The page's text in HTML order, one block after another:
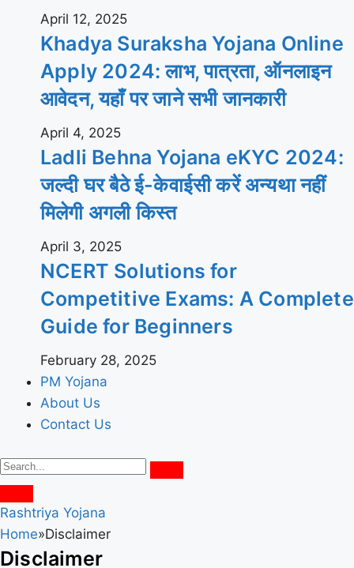
April 12, 2025
Khadya Suraksha Yojana Online
Apply 2024: लाभ, पात्रता, ऑनलाइन
आवेदन, यहाँ पर जाने सभी जानकारी
April 4, 2025
Ladli Behna Yojana eKYC 2024:
जल्दी घर बैठे ई-केवाईसी करें अन्यथा नहीं
मिलेगी अगली किस्त
April 3, 2025
NCERT Solutions for
Competitive Exams: A Complete
Guide for Beginners
February 28, 2025
PM Yojana
About Us
Contact Us
Rashtriya Yojana
Home»Disclaimer
Disclaimer